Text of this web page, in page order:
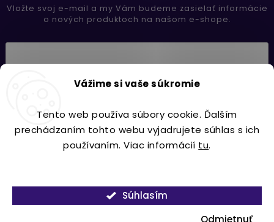
Vážime si vaše súkromie
Tento web používa súbory cookie. Ďalším
prechádzaním tohto webu vyjadrujete súhlas s ich
používaním. Viac informácií tu.
Odmietnuť
Súhlasím
Vložte svoj e-mail a my Vám budeme zasielať informácie
o nových produktoch na našom e-shope.
Prihlásiť sa
Copyright 2026Lavdecor.sk. Všetky práva vyhradené.
VytvořilShoptet| DesignShoptak.cz.